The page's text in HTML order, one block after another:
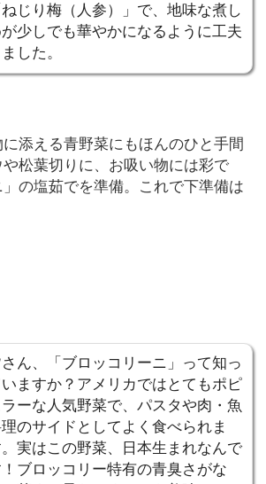
ねじり梅（人参）」で、地味な煮し
少しでも華やかになるように工夫
した。
添える青野菜にもほんのひと手間
松葉切りに、お吸い物には彩で
」の塩茹でを準備。これで下準備は
ん、「ブロッコリーニ」って知っ
ますか？アメリカではとてもポピ
ラーな人気野菜で、パスタや肉・魚
のサイドとしてよく食べられま
実はこの野菜、日本生まれなんで
ブロッコリー特有の青臭さがな